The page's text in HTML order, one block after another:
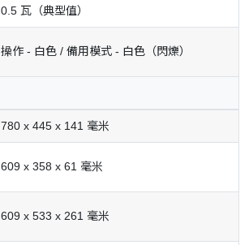
0.5 瓦（典型值）
操作 - 白色 / 備用模式 - 白色（閃爍）
780 x 445 x 141 毫米
609 x 358 x 61 毫米
609 x 533 x 261 毫米